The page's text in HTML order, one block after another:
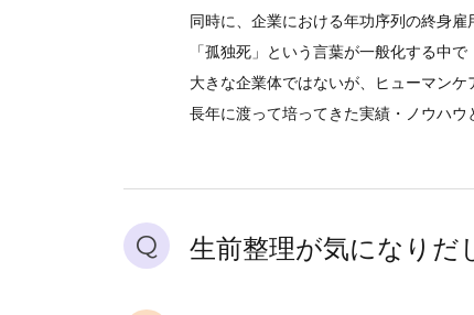
同時に、企業における年功序列の終身
「孤独死」という言葉が一般化する中
大きな企業体ではないが、ヒューマンケ
長年に渡って培ってきた実績・ノウハウ
Q 生前整理が気になりだ